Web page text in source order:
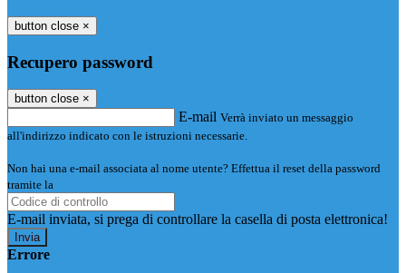
button close ×
Recupero password
button close ×
E-mail Verrà inviato un messaggio
all'indirizzo indicato con le istruzioni necessarie.
Non hai una e-mail associata al nome utente? Effettua il reset della password
tramite la
E-mail inviata, si prega di controllare la casella di posta elettronica!
Errore